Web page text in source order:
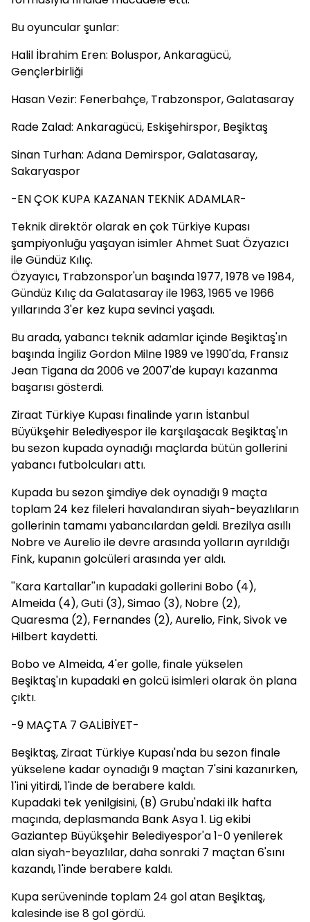
Bu oyuncular şunlar:
Halil İbrahim Eren: Boluspor, Ankaragücü,
Gençlerbirliği
Hasan Vezir: Fenerbahçe, Trabzonspor, Galatasaray
Rade Zalad: Ankaragücü, Eskişehirspor, Beşiktaş
Sinan Turhan: Adana Demirspor, Galatasaray,
Sakaryaspor
-EN ÇOK KUPA KAZANAN TEKNİK ADAMLAR-
Teknik direktör olarak en çok Türkiye Kupası
şampiyonluğu yaşayan isimler Ahmet Suat Özyazıcı
ile Gündüz Kılıç.
Özyayıcı, Trabzonspor'un başında 1977, 1978 ve 1984,
Gündüz Kılıç da Galatasaray ile 1963, 1965 ve 1966
yıllarında 3'er kez kupa sevinci yaşadı.
Bu arada, yabancı teknik adamlar içinde Beşiktaş'ın
başında İngiliz Gordon Milne 1989 ve 1990'da, Fransız
Jean Tigana da 2006 ve 2007'de kupayı kazanma
başarısı gösterdi.
Ziraat Türkiye Kupası finalinde yarın İstanbul
Büyükşehir Belediyespor ile karşılaşacak Beşiktaş'ın
bu sezon kupada oynadığı maçlarda bütün gollerini
yabancı futbolcuları attı.
Kupada bu sezon şimdiye dek oynadığı 9 maçta
toplam 24 kez fileleri havalandıran siyah-beyazlıların
gollerinin tamamı yabancılardan geldi. Brezilya asıllı
Nobre ve Aurelio ile devre arasında yolların ayrıldığı
Fink, kupanın golcüleri arasında yer aldı.
''Kara Kartallar''ın kupadaki gollerini Bobo (4),
Almeida (4), Guti (3), Simao (3), Nobre (2),
Quaresma (2), Fernandes (2), Aurelio, Fink, Sivok ve
Hilbert kaydetti.
Bobo ve Almeida, 4'er golle, finale yükselen
Beşiktaş'ın kupadaki en golcü isimleri olarak ön plana
çıktı.
-9 MAÇTA 7 GALİBİYET-
Beşiktaş, Ziraat Türkiye Kupası'nda bu sezon finale
yükselene kadar oynadığı 9 maçtan 7'sini kazanırken,
1'ini yitirdi, 1'inde de berabere kaldı.
Kupadaki tek yenilgisini, (B) Grubu'ndaki ilk hafta
maçında, deplasmanda Bank Asya 1. Lig ekibi
Gaziantep Büyükşehir Belediyespor'a 1-0 yenilerek
alan siyah-beyazlılar, daha sonraki 7 maçtan 6'sını
kazandı, 1'inde berabere kaldı.
Kupa serüveninde toplam 24 gol atan Beşiktaş,
kalesinde ise 8 gol gördü.